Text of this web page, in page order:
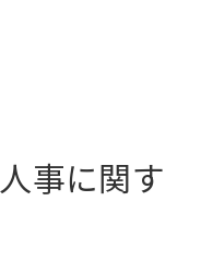
事に関す